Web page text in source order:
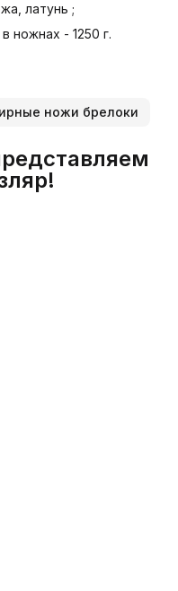
латунь ;
ножнах - 1250 г.
ножи брелоки